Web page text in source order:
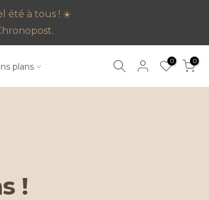
été à tous ! ☀️
plans 0 0
!